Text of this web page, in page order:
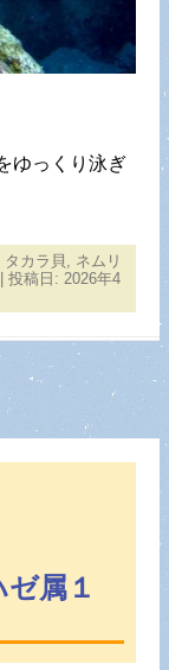
ゆっくり泳ぎ
タカラ貝
ネムリ
| 投稿日: 2026年4
属１